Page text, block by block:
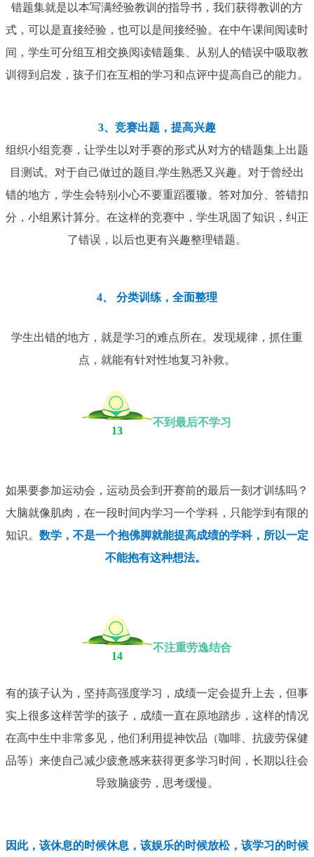
错题集就是以本写满经验教训的指导书，我们获得教训的方
式，可以是直接经验，也可以是间接经验。在中午课间阅读时
间，学生可分组互相交换阅读错题集、从别人的错误中吸取教
训得到启发，孩子们在互相的学习和点评中提高自己的能力。
3、竞赛出题，提高兴趣
组织小组竞赛，让学生以对手赛的形式从对方的错题集上出题
目测试。对于自己做过的题目,学生熟悉又兴趣。对于曾经出
错的地方，学生会特别小心不要重蹈覆辙。答对加分、答错扣
分，小组累计算分。在这样的竞赛中，学生巩固了知识，纠正
了错误，以后也更有兴趣整理错题。
4、 分类训练，全面整理
学生出错的地方，就是学习的难点所在。发现规律，抓住重
点，就能有针对性地复习补救。
13
不到最后不学习
如果要参加运动会，运动员会到开赛前的最后一刻才训练吗？
大脑就像肌肉，在一段时间内学习一个学科，只能学到有限的
知识。 数学，不是一个抱佛脚就能提高成绩的学科，所以一定
不能抱有这种想法。
14
不注重劳逸结合
有的孩子认为，坚持高强度学习，成绩一定会提升上去，但事
实上很多这样苦学的孩子，成绩一直在原地踏步，这样的情况
在高中生中非常多见，他们利用提神饮品（咖啡、抗疲劳保健
品等）来使自己减少疲惫感来获得更多学习时间，长期以往会
导致脑疲劳，思考缓慢。
因此，该休息的时候休息，该娱乐的时候放松，该学习的时候